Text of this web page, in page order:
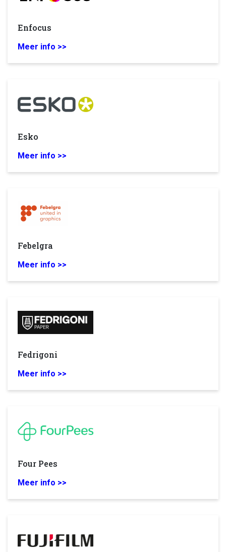
Enfocus
Meer info >>
Esko
Meer info >>
Febelgra
Meer info >>
Fedrigoni
Meer info >>
Four Pees
Meer info >>